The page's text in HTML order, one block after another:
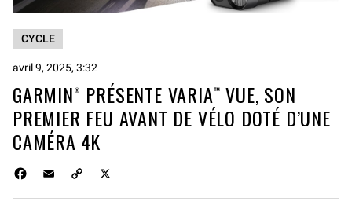
CYCLE
avril 9, 2025, 3:32
GARMIN® PRÉSENTE VARIA™ VUE, SON
PREMIER FEU AVANT DE VÉLO DOTÉ D’UNE
CAMÉRA 4K